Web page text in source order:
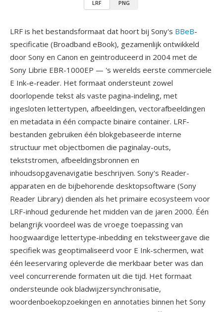
LRF PNG
LRF is het bestandsformaat dat hoort bij Sony's BBeB-
specificatie (Broadband eBook), gezamenlijk ontwikkeld
door Sony en Canon en geintroduceerd in 2004 met de
Sony Librie EBR-1000EP — 's werelds eerste commerciele
E Ink-e-reader. Het formaat ondersteunt zowel
doorlopende tekst als vaste pagina-indeling, met
ingesloten lettertypen, afbeeldingen, vectorafbeeldingen
en metadata in één compacte binaire container. LRF-
bestanden gebruiken één blokgebaseerde interne
structuur met objectbomen die paginalay-outs,
tekststromen, afbeeldingsbronnen en
inhoudsopgavenavigatie beschrijven. Sony's Reader-
apparaten en de bijbehorende desktopsoftware (Sony
Reader Library) dienden als het primaire ecosysteem voor
LRF-inhoud gedurende het midden van de jaren 2000. Één
belangrijk voordeel was de vroege toepassing van
hoogwaardige lettertype-inbedding en tekstweergave die
specifiek was geoptimaliseerd voor E Ink-schermen, wat
één leeservaring opleverde die merkbaar beter was dan
veel concurrerende formaten uit die tijd. Het formaat
ondersteunde ook bladwijzersynchronisatie,
woordenboekopzoekingen en annotaties binnen het Sony